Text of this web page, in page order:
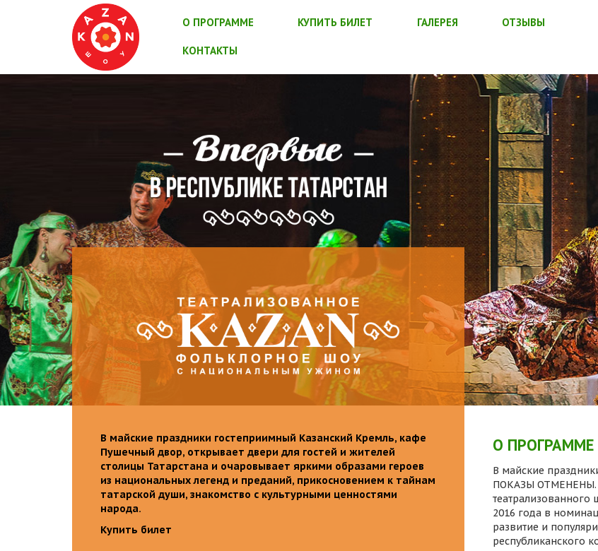
О ПРОГРАММЕ КУПИТЬ БИЛЕТ ГАЛЕРЕЯ ОТЗЫВЫ
КОНТАКТЫ
В майские праздники гостеприимный Казанский Кремль, кафе
Пушечный двор, открывает двери для гостей и жителей
столицы Татарстана и очаровывает яркими образами героев
из национальных легенд и преданий, прикосновением к тайнам
татарской души, знакомство с культурными ценностями
народа.
Купить билет
О ПРОГРАММЕ
В майские
ПОКАЗЫ ОТМЕНЕНЫ.
театрализованного
2016 года в
развитие и
республиканского